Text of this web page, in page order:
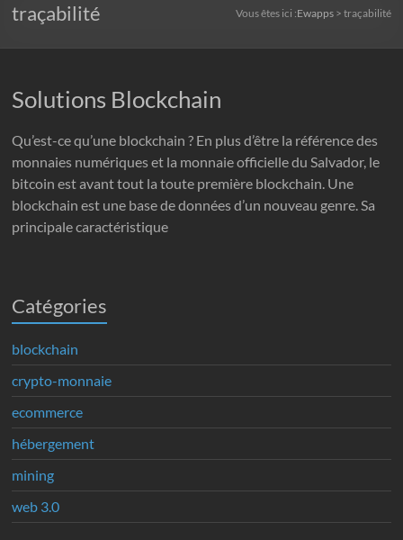
traçabilité Vous êtes ici :Ewapps> traçabilité
Solutions Blockchain
Qu’est-ce qu’une blockchain ? En plus d’être la référence des
monnaies numériques et la monnaie officielle du Salvador, le
bitcoin est avant tout la toute première blockchain. Une
blockchain est une base de données d’un nouveau genre. Sa
principale caractéristique
Catégories
blockchain
crypto-monnaie
ecommerce
hébergement
mining
web 3.0